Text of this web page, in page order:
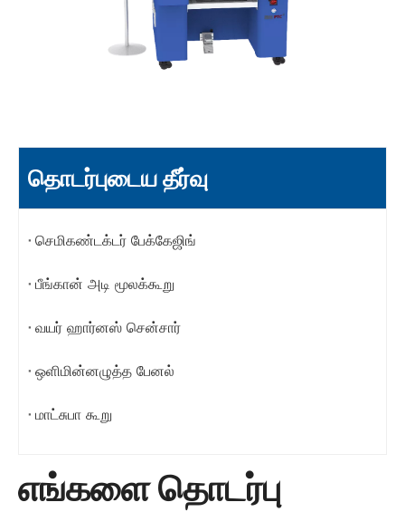
தொடர்புடைய தீர்வு
செமிகண்டக்டர் பேக்கேஜிங்
பீங்கான் அடி மூலக்கூறு
வயர் ஹார்னஸ் சென்சார்
ஒளிமின்னழுத்த பேனல்
மாட்சுபா கூறு
எங்களை தொடர்பு